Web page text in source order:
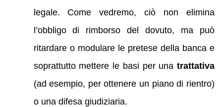
legale. Come vedremo, ciò non elimina
l’obbligo di rimborso del dovuto, ma può
ritardare o modulare le pretese della banca e
soprattutto mettere le basi per una trattativa
(ad esempio, per ottenere un piano di rientro)
o una difesa giudiziaria.